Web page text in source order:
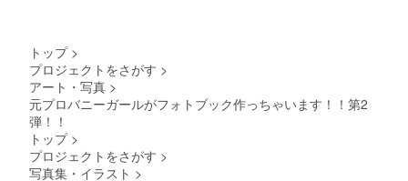
トップ >
プロジェクトをさがす >
アート・写真 >
元プロバニーガールがフォトブック作っちゃいます！！第2
弾！！
トップ >
プロジェクトをさがす >
写真集・イラスト >